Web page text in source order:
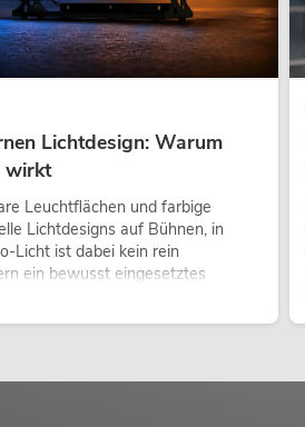
Lichtdesign: Warum
wirkt
Leuchtflächen und farbige
Lichtdesigns auf Bühnen, in
Licht ist dabei kein rein
ein bewusst eingesetztes
Atmosphäre, gibt Szenen